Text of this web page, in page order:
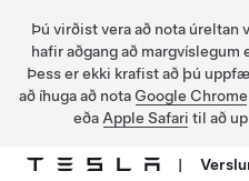
Þú virðist vera að nota úreltan
hafir aðgang að
Þess er ekki krafist að þú
að íhuga að nota Google Chrome
eða Apple Safari til að
|